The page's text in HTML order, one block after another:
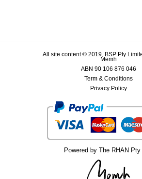
All site content © 2019, BSP Pty
Memh
ABN 90 106 876 046
Term & Conditions
Privacy Policy
Powered by The RHAN Pty